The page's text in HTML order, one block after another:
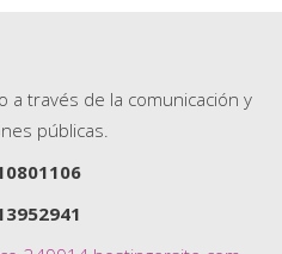
a través de la comunicación y
públicas.